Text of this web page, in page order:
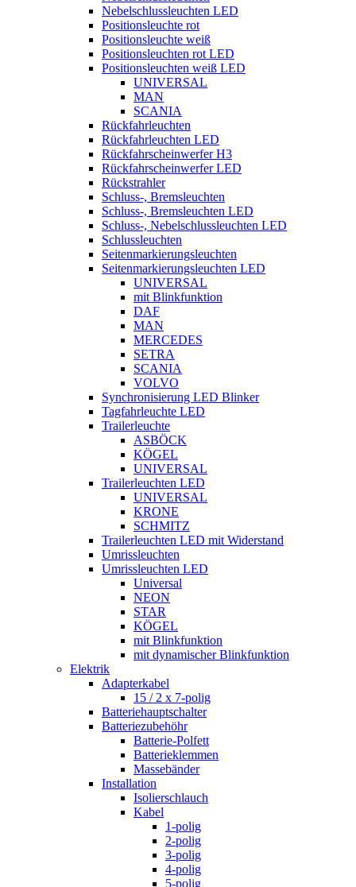
Nebelschlussleuchten LED
Positionsleuchte rot
Positionsleuchte weiß
Positionsleuchten rot LED
Positionsleuchten weiß LED
UNIVERSAL
MAN
SCANIA
Rückfahrleuchten
Rückfahrleuchten LED
Rückfahrscheinwerfer H3
Rückfahrscheinwerfer LED
Rückstrahler
Schluss-, Bremsleuchten
Schluss-, Bremsleuchten LED
Schluss-, Nebelschlussleuchten LED
Schlussleuchten
Seitenmarkierungsleuchten
Seitenmarkierungsleuchten LED
UNIVERSAL
mit Blinkfunktion
DAF
MAN
MERCEDES
SETRA
SCANIA
VOLVO
Synchronisierung LED Blinker
Tagfahrleuchte LED
Trailerleuchte
ASBÖCK
KÖGEL
UNIVERSAL
Trailerleuchten LED
UNIVERSAL
KRONE
SCHMITZ
Trailerleuchten LED mit Widerstand
Umrissleuchten
Umrissleuchten LED
Universal
NEON
STAR
KÖGEL
mit Blinkfunktion
mit dynamischer Blinkfunktion
Elektrik
Adapterkabel
15 / 2 x 7-polig
Batteriehauptschalter
Batteriezubehöhr
Batterie-Polfett
Batterieklemmen
Massebänder
Installation
Isolierschlauch
Kabel
1-polig
2-polig
3-polig
4-polig
5-polig